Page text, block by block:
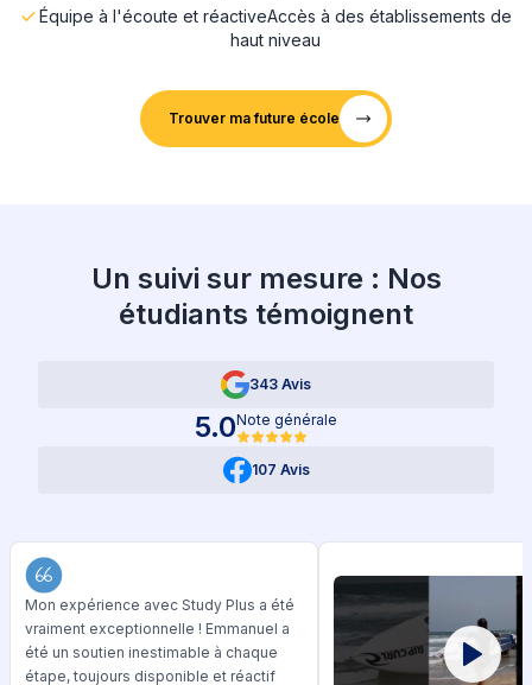
Équipe à l'écoute et réactiveAccès à des établissements de
haut niveau
Trouver ma future école
Un suivi sur mesure : Nos
étudiants témoignent
343 Avis
5.0Note générale
107 Avis
Mon expérience avec Study Plus a été
vraiment exceptionnelle ! Emmanuel a
été un soutien inestimable à chaque
étape, toujours disponible et réactif